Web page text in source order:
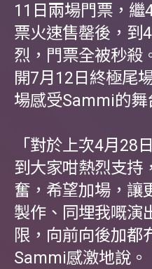
11日兩場門票，
票火速售罄後，到
烈，門票全被秒殺
開7月12日終極尾
場感受Sammi的舞
「對於上次4月28
到大家咁熱烈支持
奮，希望加場，讓
製作、同埋我嘅演
限，向前向後加都
Sammi感激地說。